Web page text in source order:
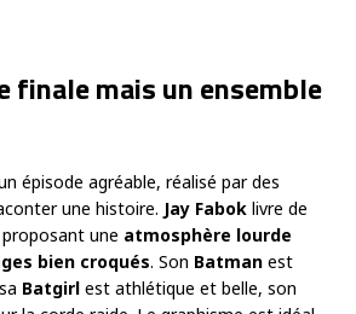
finale mais un ensemble
épisode agréable, réalisé par des
une histoire. Jay Fabok livre de
une atmosphère lourde
bien croqués. Son Batman est
Batgirl est athlétique et belle, son